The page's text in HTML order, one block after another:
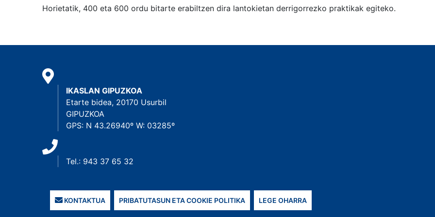
Horietatik, 400 eta 600 ordu bitarte erabiltzen dira lantokietan derrigorrezko praktikak egiteko.
IKASLAN GIPUZKOA
Etarte bidea, 20170 Usurbil
GIPUZKOA
GPS: N 43.26940º W: 03285º
Tel.: 943 37 65 32
KONTAKTUA PRIBATUTASUN ETA COOKIE POLITIKA LEGE OHARRA